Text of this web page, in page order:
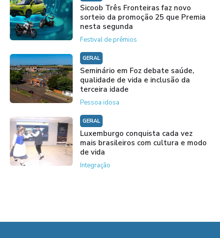
Sicoob Três Fronteiras faz novo
sorteio da promoção 25 que Premia
nesta segunda
Festival de prêmios
GERAL
Seminário em Foz debate saúde,
qualidade de vida e inclusão da
terceira idade
Pessoa idosa
GERAL
Luxemburgo conquista cada vez
mais brasileiros com cultura e modo
de vida
Integração